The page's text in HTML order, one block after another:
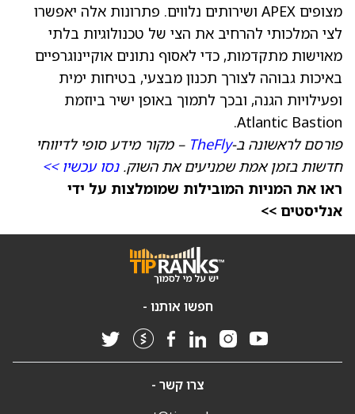
מצופים APEX ושירותים נלווים. פתרונות אלה יאפשרו
לצי המלכותי להרחיב את הצי של טכנולוגיות בלתי
מאוישות מתקדמות, כדי לאסוף נתונים אוקיינוגרפיים
באיכות גבוהה לצורך תכנון מבצעי, בטיחות ימית
ופעילויות הגנה, ובכך לתמוך באופן ישיר ביוזמת
Atlantic Bastion.
פורסם לראשונה ב-TheFly – מקור מידע סופי לדיווחי
חדשות בזמן אמת שמניעים את השוק.נסו עכשיו >>
ראו את המניות המובילות שמומלצות על ידי
אנליסטים >>
חפשו אותנו -
צרו קשר -